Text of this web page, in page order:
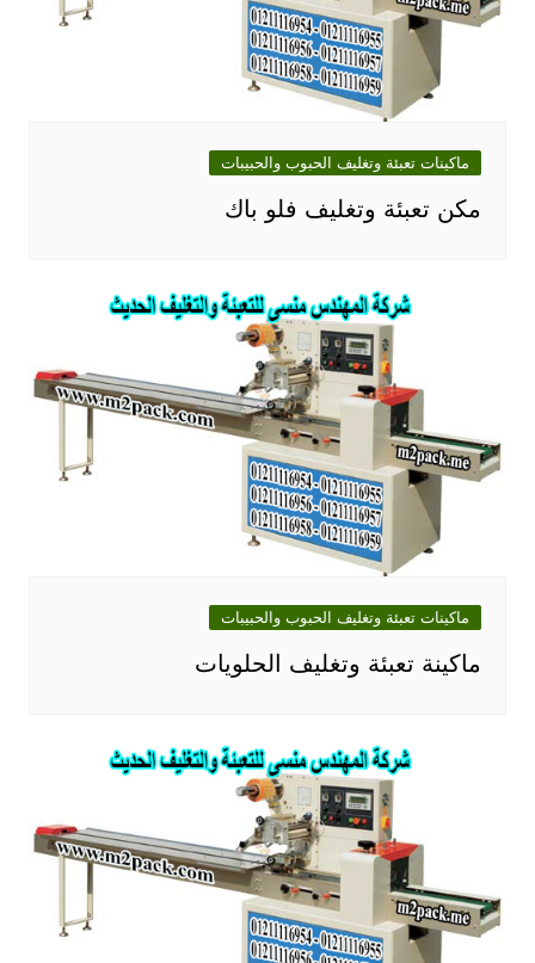
ماكينات تعبئة وتغليف الحبوب والحبيبات
مكن تعبئة وتغليف فلو باك
ماكينات تعبئة وتغليف الحبوب والحبيبات
ماكينة تعبئة وتغليف الحلويات